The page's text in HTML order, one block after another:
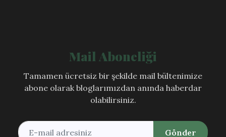
Mail Aboneliği
Tamamen ücretsiz bir şekilde mail bültenimize
abone olarak bloglarımızdan anında haberdar
olabilirsiniz.
Gönder